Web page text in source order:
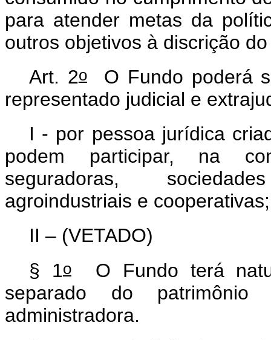
para atender metas da
outros objetivos à discrição
Art. 2oO Fundo poderá
representado judicial e
I - por pessoa jurídica
podem participar, na
seguradoras,
agroindustriais e
II – (VETADO)
§ 1oO Fundo terá
separado do
administradora.